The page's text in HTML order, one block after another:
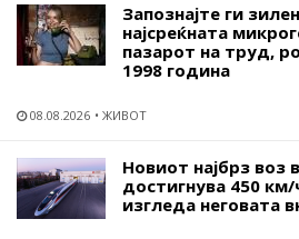
Запознајте ги
најсреќната
пазарот на труд,
1998 година
08.08.2026 ЖИВОТ
Новиот најбрз воз
достигнува 450
изгледа неговата